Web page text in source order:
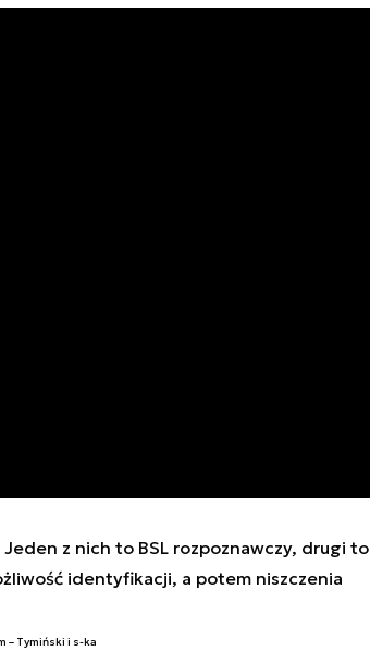
z nich to BSL rozpoznawczy, drugi to
identyfikacji, a potem niszczenia
– Tymiński i s-ka